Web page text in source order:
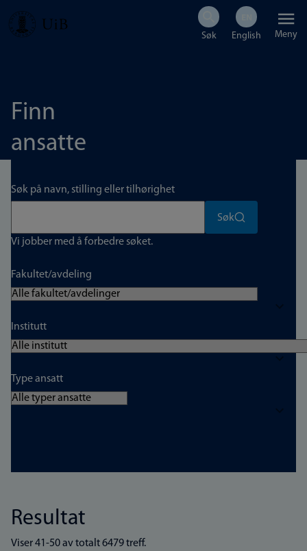
Hopp
Meny
Finn
ansatte
Søk på navn, stilling eller tilhørighet
Søk
Vi jobber med å forbedre søket.
Fakultet/avdeling
Institutt
Type ansatt
Resultat
Viser 41-50 av totalt 6479 treff.